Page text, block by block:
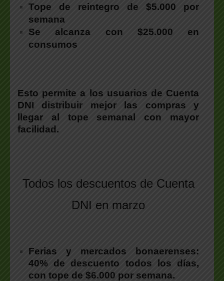
Tope de reintegro de $5.000 por
semana
Se alcanza con $25.000 en
consumos
Esto permite a los usuarios de Cuenta
DNI distribuir mejor las compras y
llegar al tope semanal con mayor
facilidad.
Todos los descuentos de Cuenta
DNI en marzo
Ferias y mercados bonaerenses:
40% de descuento todos los días,
con tope de $6.000 por semana.